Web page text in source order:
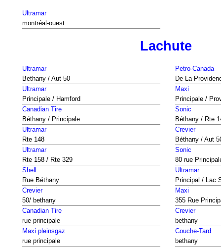
Ultramar
montréal-ouest
Lachute
Ultramar
Bethany / Aut 50
Petro-Canada
De La
Ultramar
Principale / Hamford
Maxi
Principale /
Canadian Tire
Béthany / Principale
Sonic
Béthany / Rte
Ultramar
Rte 148
Crevier
Béthany / Aut
Ultramar
Rte 158 / Rte 329
Sonic
80 rue
Shell
Rue Béthany
Ultramar
Principal / Lac
Crevier
50/ bethany
Maxi
355 Rue
Canadian Tire
rue principale
Crevier
bethany
Maxi pleinsgaz
rue principale
Couche-Tard
bethany